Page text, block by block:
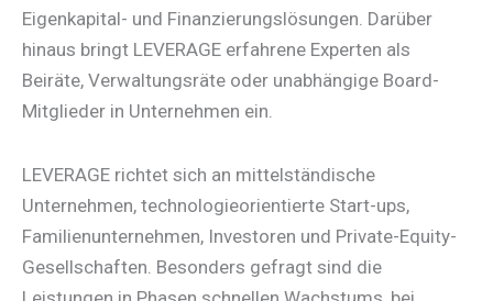
Eigenkapital- und Finanzierungslösungen. Darüber
hinaus bringt LEVERAGE erfahrene Experten als
Beiräte, Verwaltungsräte oder unabhängige Board-
Mitglieder in Unternehmen ein.
LEVERAGE richtet sich an mittelständische
Unternehmen, technologieorientierte Start-ups,
Familienunternehmen, Investoren und Private-Equity-
Gesellschaften. Besonders gefragt sind die